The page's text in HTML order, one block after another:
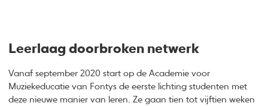
Leerlaag doorbroken netwerk
Vanaf september 2020 start op de Academie voor
Muziekeducatie van Fontys de eerste lichting studenten met
deze nieuwe manier van leren. Ze gaan tien tot vijftien weken